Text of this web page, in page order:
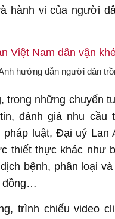
hành vi của người
hướng dẫn người dân
trong những chuyến
đánh giá nhu cầu
pháp luật, Đại uý Lan
thiết thực khác như
bệnh, phân loại
đồng…
trình chiếu video